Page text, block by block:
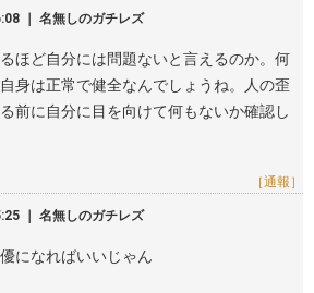
｜ 名無しのガチレズ
ほど自分には問題ないと言えるのか。何
身は正常で健全なんでしょうね。人の歪
前に自分に目を向けて何もないか確認し
［通報］
｜ 名無しのガチレズ
になればいいじゃん